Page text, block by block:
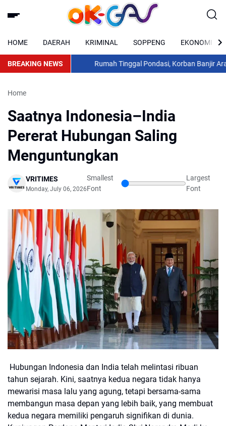
HOME DAERAH KRIMINAL SOPPENG EKONOMI
BREAKING NEWS Rumah Tinggal Pondasi, Korban Banjir
Home
Saatnya Indonesia–India
Pererat Hubungan Saling
Menguntungkan
VRITIMES
Monday, July 06, 2026
Smallest
Font
Largest
Font
Hubungan Indonesia dan India telah melintasi ribuan
tahun sejarah. Kini, saatnya kedua negara tidak hanya
mewarisi masa lalu yang agung, tetapi bersama-sama
membangun masa depan yang lebih baik, yang membuat
kedua negara memiliki pengaruh signifikan di dunia.